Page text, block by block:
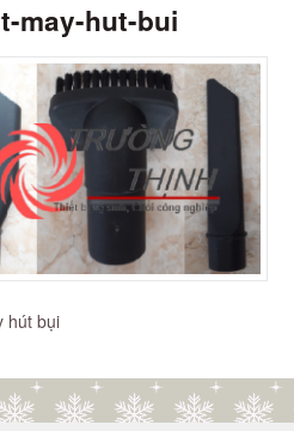
may-hut-bui
hút bụi